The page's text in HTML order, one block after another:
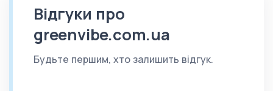
Відгуки про
greenvibe.com.ua
Будьте першим, хто залишить відгук.